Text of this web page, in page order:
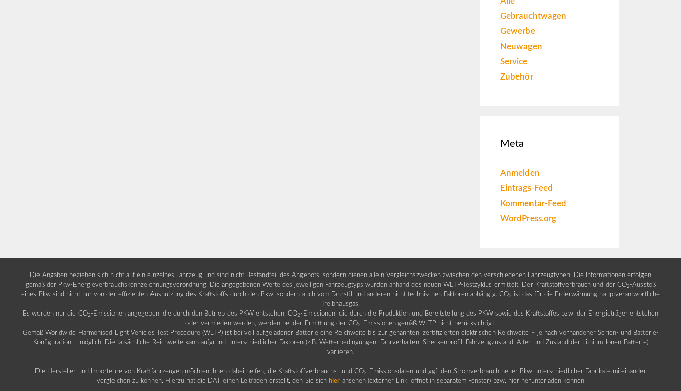
Gebrauchtwagen
Gewerbe
Neuwagen
Service
Zubehör
Meta
Anmelden
Eintrags-Feed
Kommentar-Feed
WordPress.org
Die Angaben beziehen sich nicht auf ein einzelnes Fahrzeug und sind nicht Bestandteil des Angebots, sondern dienen allein Vergleichszwecken zwischen den verschiedenen Fahrzeugtypen. Die Informationen erfolgen
gemäß der Pkw-Energieverbrauchskennzeichnungsverordnung. Die angegebenen Werte des jeweiligen Fahrzeugtyps wurden anhand des neuen WLTP-Testzyklus ermittelt. Der Kraftstoffverbrauch und der CO2 -Ausstoß
eines Pkw sind nicht nur von der effizienten Ausnutzung des Kraftstoffs durch den Pkw, sondern auch vom Fahrstil und anderen nicht technischen Faktoren abhängig. CO2 ist das für die Erderwärmung hauptverantwortliche
Treibhausgas.
Es werden nur die CO2 -Emissionen angegeben, die durch den Betrieb des PKW entstehen. CO2 -Emissionen, die durch die Produktion und Bereitstellung des PKW sowie des Kraftstoffes bzw. der Energieträger entstehen
oder vermieden werden, werden bei der Ermittlung der CO2 -Emissionen gemäß WLTP nicht berücksichtigt.
Gemäß Worldwide Harmonised Light Vehicles Test Procedure (WLTP) ist bei voll aufgeladener Batterie eine Reichweite bis zur genannten, zertifizierten elektrischen Reichweite – je nach vorhandener Serien- und Batterie-
Konfiguration – möglich. Die tatsächliche Reichweite kann aufgrund unterschiedlicher Faktoren (z.B. Wetterbedingungen, Fahrverhalten, Streckenprofil, Fahrzeugzustand, Alter und Zustand der Lithium-Ionen-Batterie)
variieren.
Die Hersteller und Importeure von Kraftfahrzeugen möchten Ihnen dabei helfen, die Kraftstoffverbrauchs- und CO2 -Emissionsdaten und ggf. den Stromverbrauch neuer Pkw unterschiedlicher Fabrikate miteinander
vergleichen zu können. Hierzu hat die DAT einen Leitfaden erstellt, den Sie sich hier ansehen (externer Link, öffnet in separatem Fenster) bzw. hier herunterladen können